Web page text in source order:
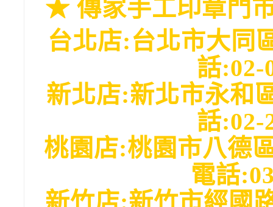
★ 傳家手工印章門
台北店:台北市大同
話:02-
新北店:新北市永
話:02-
桃園店:桃園市八德
電話